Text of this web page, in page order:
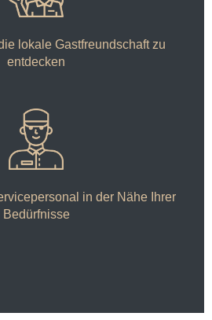
lokale Gastfreundschaft zu
entdecken
in der Nähe Ihrer
Bedürfnisse